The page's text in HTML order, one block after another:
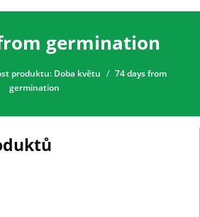
germination
produktu: Doba květu
74 days from
germination